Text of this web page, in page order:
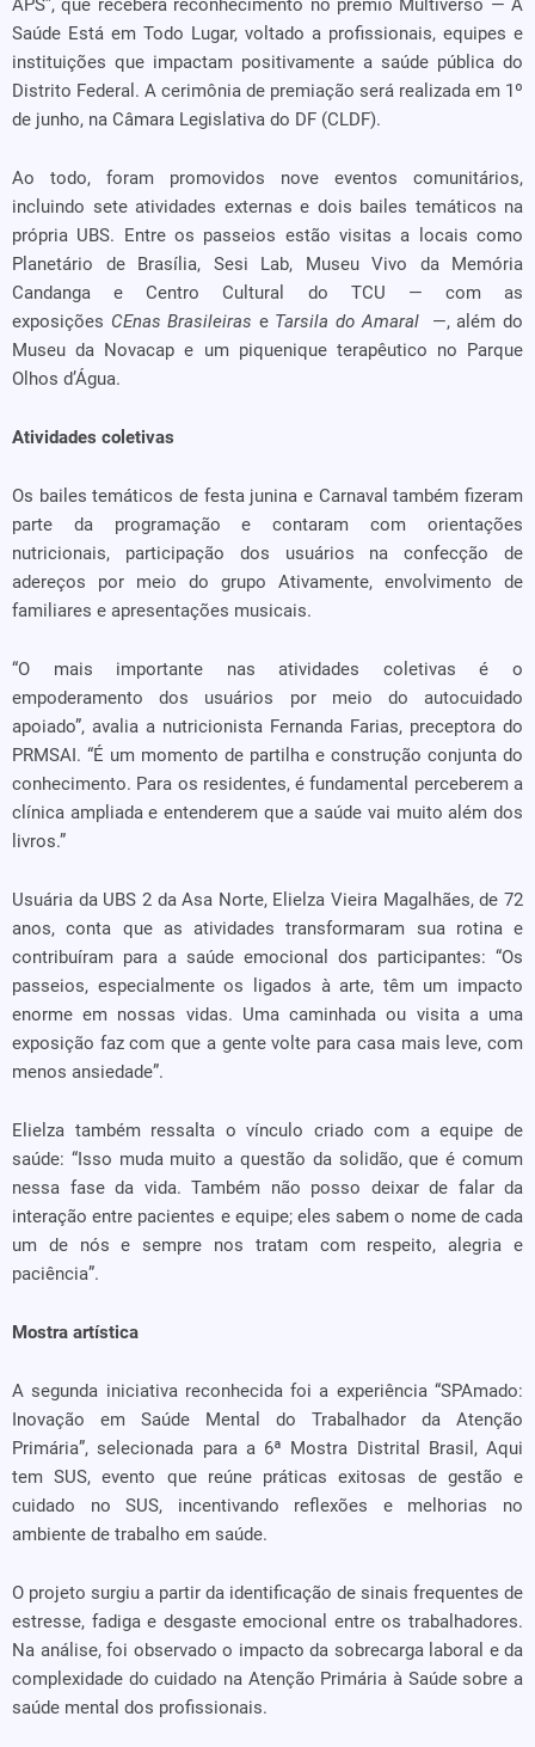
APS”, que receberá reconhecimento no prêmio Multiverso — A
Saúde Está em Todo Lugar, voltado a profissionais, equipes e
instituições que impactam positivamente a saúde pública do
Distrito Federal. A cerimônia de premiação será realizada em 1º
de junho, na Câmara Legislativa do DF (CLDF).
Ao todo, foram promovidos nove eventos comunitários,
incluindo sete atividades externas e dois bailes temáticos na
própria UBS. Entre os passeios estão visitas a locais como
Planetário de Brasília, Sesi Lab, Museu Vivo da Memória
Candanga e Centro Cultural do TCU — com as
exposições CEnas Brasileiras e Tarsila do Amaral —, além do
Museu da Novacap e um piquenique terapêutico no Parque
Olhos d’Água.
Atividades coletivas
Os bailes temáticos de festa junina e Carnaval também fizeram
parte da programação e contaram com orientações
nutricionais, participação dos usuários na confecção de
adereços por meio do grupo Ativamente, envolvimento de
familiares e apresentações musicais.
“O mais importante nas atividades coletivas é o
empoderamento dos usuários por meio do autocuidado
apoiado”, avalia a nutricionista Fernanda Farias, preceptora do
PRMSAI. “É um momento de partilha e construção conjunta do
conhecimento. Para os residentes, é fundamental perceberem a
clínica ampliada e entenderem que a saúde vai muito além dos
livros.”
Usuária da UBS 2 da Asa Norte, Elielza Vieira Magalhães, de 72
anos, conta que as atividades transformaram sua rotina e
contribuíram para a saúde emocional dos participantes: “Os
passeios, especialmente os ligados à arte, têm um impacto
enorme em nossas vidas. Uma caminhada ou visita a uma
exposição faz com que a gente volte para casa mais leve, com
menos ansiedade”.
Elielza também ressalta o vínculo criado com a equipe de
saúde: “Isso muda muito a questão da solidão, que é comum
nessa fase da vida. Também não posso deixar de falar da
interação entre pacientes e equipe; eles sabem o nome de cada
um de nós e sempre nos tratam com respeito, alegria e
paciência”.
Mostra artística
A segunda iniciativa reconhecida foi a experiência “SPAmado:
Inovação em Saúde Mental do Trabalhador da Atenção
Primária”, selecionada para a 6ª Mostra Distrital Brasil, Aqui
tem SUS, evento que reúne práticas exitosas de gestão e
cuidado no SUS, incentivando reflexões e melhorias no
ambiente de trabalho em saúde.
O projeto surgiu a partir da identificação de sinais frequentes de
estresse, fadiga e desgaste emocional entre os trabalhadores.
Na análise, foi observado o impacto da sobrecarga laboral e da
complexidade do cuidado na Atenção Primária à Saúde sobre a
saúde mental dos profissionais.